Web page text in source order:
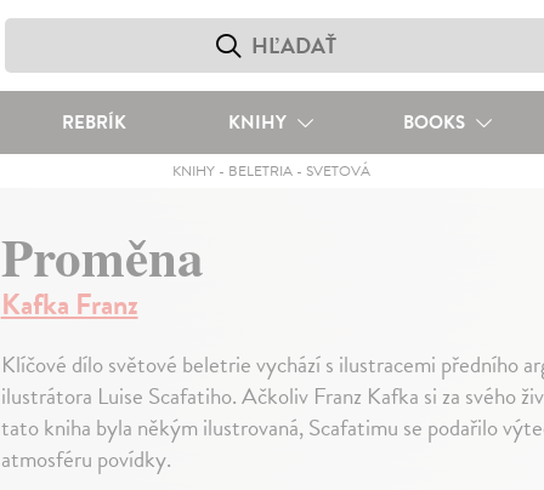
REBRÍK KNIHY BOOKS
KNIHY - BELETRIA - SVETOVÁ
Proměna
Kafka Franz
Klíčové dílo světové beletrie vychází s ilustracemi předního
ilustrátora Luise Scafatiho. Ačkoliv Franz Kafka si za svého
tato kniha byla někým ilustrovaná, Scafatimu se podařilo
atmosféru povídky.